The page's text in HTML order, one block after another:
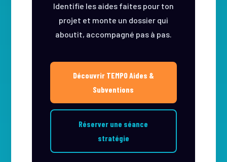
Identifie les aides faites pour ton
projet et monte un dossier qui
aboutit, accompagné pas à pas.
Découvrir TEMPO Aides &
Subventions
Réserver une séance
stratégie